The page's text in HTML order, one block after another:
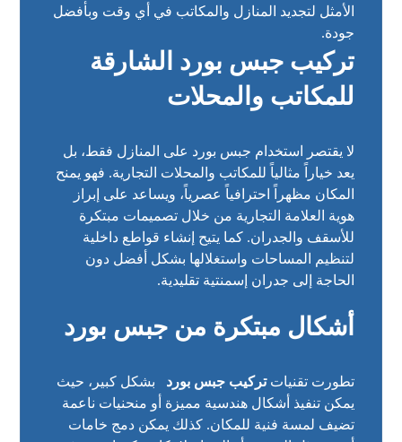
الأمثل لتجديد المنازل والمكاتب في أي وقت وبأفضل
جودة.
تركيب جبس بورد الشارقة
للمكاتب والمحلات
لا يقتصر استخدام جبس بورد على المنازل فقط، بل
يعد خياراً مثالياً للمكاتب والمحلات التجارية. فهو يمنح
المكان مظهراً احترافياً عصرياً، ويساعد على إبراز
هوية العلامة التجارية من خلال تصميمات مبتكرة
للأسقف والجدران. كما يتيح إنشاء قواطع داخلية
لتنظيم المساحات واستغلالها بشكل أفضل دون
الحاجة إلى جدران إسمنتية تقليدية.
أشكال مبتكرة من جبس بورد
تطورت تقنياتتركيب جبس بورد
بشكل كبير، حيث
يمكن تنفيذ أشكال هندسية مميزة أو منحنيات ناعمة
تضيف لمسة فنية للمكان. كذلك يمكن دمج خامات